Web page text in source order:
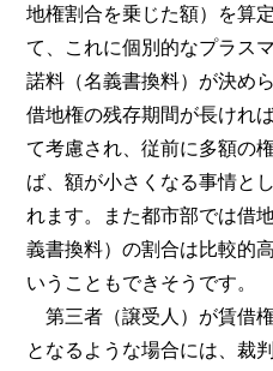
地権割合を乗じた額）を算
て、これに個別的なプラス
諾料（名義書換料）が決め
借地権の残存期間が長けれ
て考慮され、従前に多額の
ば、額が小さくなる事情と
れます。また都市部では借
義書換料）の割合は比較的
いうこともできそうです。
第三者（譲受人）が賃借
となるような場合には、裁